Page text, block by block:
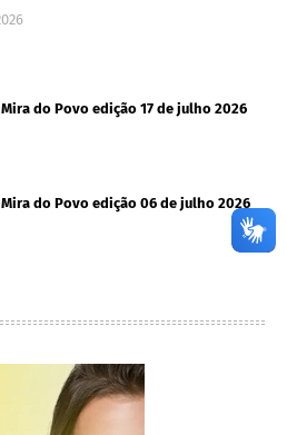
do Povo edição 17 de julho 2026
do Povo edição 06 de julho 2026